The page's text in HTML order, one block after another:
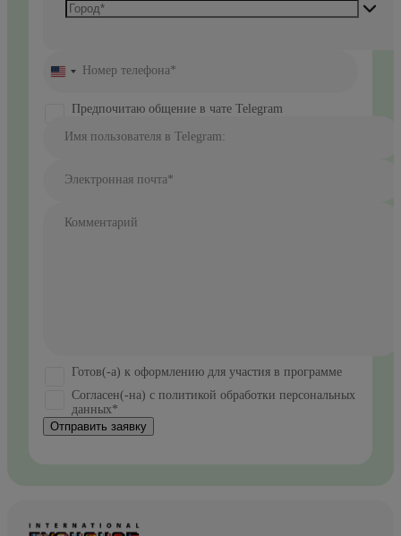
United
+1
Номер телефона*
Предпочитаю общение в чате Telegram
Имя пользователя в Telegram:
Электронная почта*
Комментарий
Готов(-а) к оформлению для участия в программе
Согласен(-на) с политикой обработки персональных
данных*
Отправить заявку